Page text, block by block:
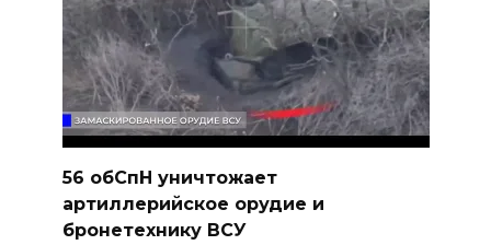
56 обСпН уничтожает
артиллерийское орудие и
бронетехнику ВСУ